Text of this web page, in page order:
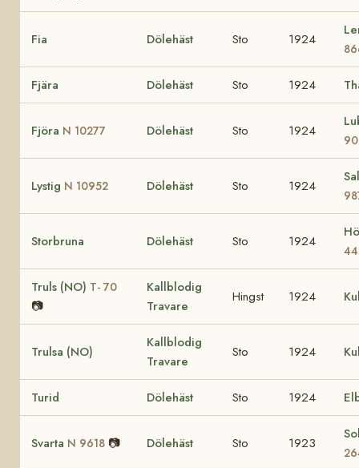
Fia Dölehäst Sto 1924
Fjära Dölehäst Sto 1924
Fjöra N 10277 Dölehäst Sto 1924
Lystig N 10952 Dölehäst Sto 1924
Storbruna Dölehäst Sto 1924
Truls (NO) T- 70
📷
Kallblodig
Travare
Hingst 1924
Trulsa (NO)
Kallblodig
Travare
Sto 1924
Turid Dölehäst Sto 1924
Svarta N 9618 📷 Dölehäst Sto 1923